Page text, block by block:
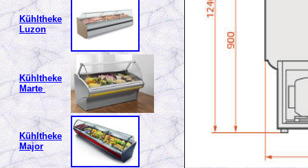
Kühltheke
Luzon
Kühltheke
Marte
Kühltheke
Major